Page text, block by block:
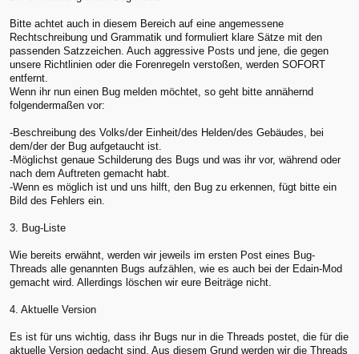
Bitte achtet auch in diesem Bereich auf eine angemessene
Rechtschreibung und Grammatik und formuliert klare Sätze mit den
passenden Satzzeichen. Auch aggressive Posts und jene, die gegen
unsere Richtlinien oder die Forenregeln verstoßen, werden SOFORT
entfernt.
Wenn ihr nun einen Bug melden möchtet, so geht bitte annähernd
folgendermaßen vor:
-Beschreibung des Volks/der Einheit/des Helden/des Gebäudes, bei
dem/der der Bug aufgetaucht ist.
-Möglichst genaue Schilderung des Bugs und was ihr vor, während oder
nach dem Auftreten gemacht habt.
-Wenn es möglich ist und uns hilft, den Bug zu erkennen, fügt bitte ein
Bild des Fehlers ein.
3. Bug-Liste
Wie bereits erwähnt, werden wir jeweils im ersten Post eines Bug-
Threads alle genannten Bugs aufzählen, wie es auch bei der Edain-Mod
gemacht wird. Allerdings löschen wir eure Beiträge nicht.
4. Aktuelle Version
Es ist für uns wichtig, dass ihr Bugs nur in die Threads postet, die für die
aktuelle Version gedacht sind. Aus diesem Grund werden wir die Threads